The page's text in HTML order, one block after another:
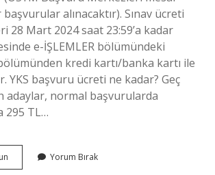
alınacaktır). Sınav ücreti
28 Mart 2024 saat 23:59’a kadar
e-İŞLEMLER bölümündeki
bölümünden kredi kartı/banka kartı ile
YKS başvuru ücreti ne kadar? Geç
adaylar, normal başvurularda
295 TL…
Üniversite
Sınavı
Yorum Bırak